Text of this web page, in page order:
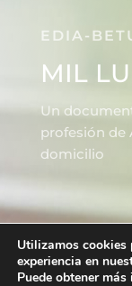
EDIA-
MIL
Un
profesión de
domicilio
Aviso
Utilizamos cookies
experiencia en
Puede obtener